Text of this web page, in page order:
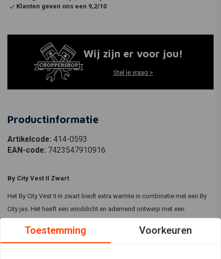
Klanten geven ons een 9,2/10
Wij zijn er voor jou!
Stel je vraag >
Productinformatie
Artikelcode: 414-0593
EAN-code: 7423547910916
By City Vest II Zwart
Het By City Vest II in zwart biedt extra warmte in combinatie met een By
City jas. Het heeft een winddicht en ademend ontwerp met een
praktisch en handig voor elke rit.
Toestemming Voorkeuren